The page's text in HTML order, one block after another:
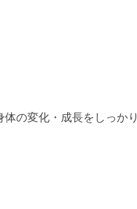
の変化・成長をしっかり